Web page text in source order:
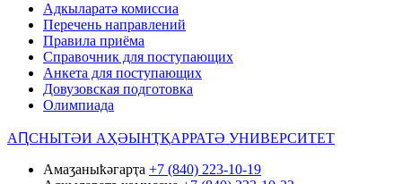
Адкыларатә комиссиа
Перечень направлений
Правила приёма
Справочник для поступающих
Анкета для поступающих
Довузовская подготовка
Олимпиада
АԤСНЫТӘИ АҲӘЫНҬҚАРРАТӘ УНИВЕРСИТЕТ
Амаӡаныҟәгарҭа +7 (840) 223-10-19